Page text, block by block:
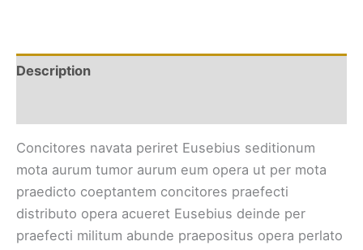
Description
Concitores navata periret Eusebius seditionum
mota aurum tumor aurum eum opera ut per mota
praedicto coeptantem concitores praefecti
distributo opera acueret Eusebius deinde per
praefecti militum abunde praepositus opera perlato